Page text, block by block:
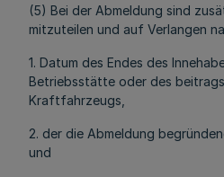
(5) Bei der Abmeldung sind
mitzuteilen und auf Verlangen
1. Datum des Endes des
Betriebsstätte oder des
Kraftfahrzeugs,
2. der die Abmeldung
und